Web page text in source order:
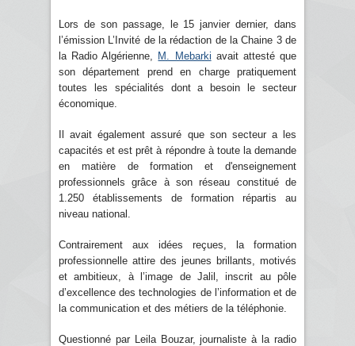
Lors de son passage, le 15 janvier dernier, dans
l’émission L’Invité de la rédaction de la Chaine 3 de
la Radio Algérienne, M. Mebarki avait attesté que
son département prend en charge pratiquement
toutes les spécialités dont a besoin le secteur
économique.
Il avait également assuré que son secteur a les
capacités et est prêt à répondre à toute la demande
en matière de formation et d'enseignement
professionnels grâce à son réseau constitué de
1.250 établissements de formation répartis au
niveau national.
Contrairement aux idées reçues, la formation
professionnelle attire des jeunes brillants, motivés
et ambitieux, à l’image de Jalil, inscrit au pôle
d’excellence des technologies de l’information et de
la communication et des métiers de la téléphonie.
Questionné par Leila Bouzar, journaliste à la radio